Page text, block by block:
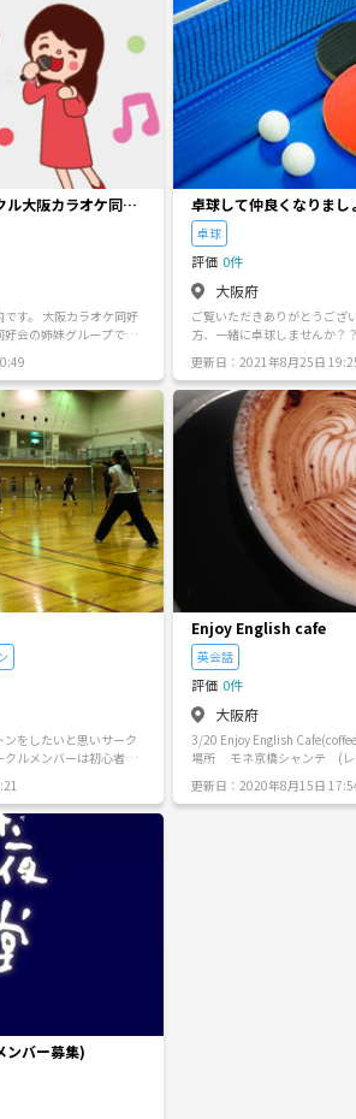
り、穏やかなメンバー
な感じで馴染みやすい雰
どが入ってから好きに
友達を見つけるためな
ません。(サウナや温泉
ほとんどです。) 他にも気
えしますので、興味が
請
の方のみ受付させて頂
。 ・迷惑行為などもNG
行動をお願いします。
忘れずに！ だいた
たサウナと温泉- ・延羽
温泉 ・尼崎みずきの湯
・サウナdesse ・サウナ
健康ランド 湯ーとぴあ
湯 ・入船温泉 ・リー
おみね湯 ・湯ーバスロ
・ゴールデンタイム高松
ェルビー栄 …etc
ル大阪カラオケ同好
す。 大阪カラオケ同好
会の姉妹グループで
サークルです。 大阪カ
ンバーを大募集中で
きな方、カラオケ友達
若男女年齢問いません。
ス。みんなで一緒にワ
ょう。※入会金、年月会
。 ※興味ある方は、ご連
卓球して仲良くなりまし
卓球
評価 0件
大阪府
ご覧いただきありがとうございます🙇‍♂️
方、一緒に卓球しませんか？？ 体動かしたり、お話し
い合わせお待ちしております
更新日：2021年8月25日
をしたいと思いサーク
れてるので初心者から
以外の
に応募、質問してくだ
Enjoy English cafe
英会話
評価 0件
大阪府
3/20 Enjoy English
場所 モネ京橋シャンテ (レ
淹れ方講座 (✳︎自分はオースト
強をしておりました👌 ご自
更新日：2020年8月15日
ンバー募集)